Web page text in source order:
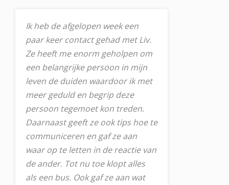
Ik heb de afgelopen week een
paar keer contact gehad met Liv.
Ze heeft me enorm geholpen om
een belangrijke persoon in mijn
leven de duiden waardoor ik met
meer geduld en begrip deze
persoon tegemoet kon treden.
Daarnaast geeft ze ook tips hoe te
communiceren en gaf ze aan
waar op te letten in de reactie van
de ander. Tot nu toe klopt alles
als een bus. Ook gaf ze aan wat